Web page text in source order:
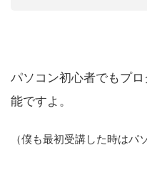
パソコン初心者でもプ
能ですよ。
（僕も最初受講した時はパ